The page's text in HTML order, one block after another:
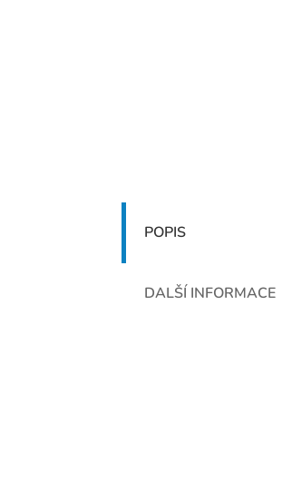
POPIS
DALŠÍ INFORMACE